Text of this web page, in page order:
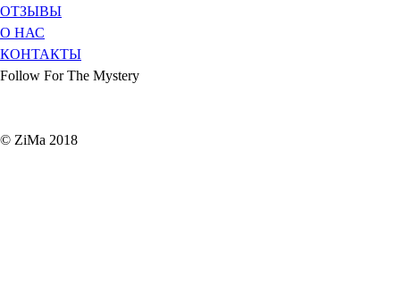
ОТЗЫВЫ
О НАС
КОНТАКТЫ
Follow For The Mystery
© ZiMa 2018